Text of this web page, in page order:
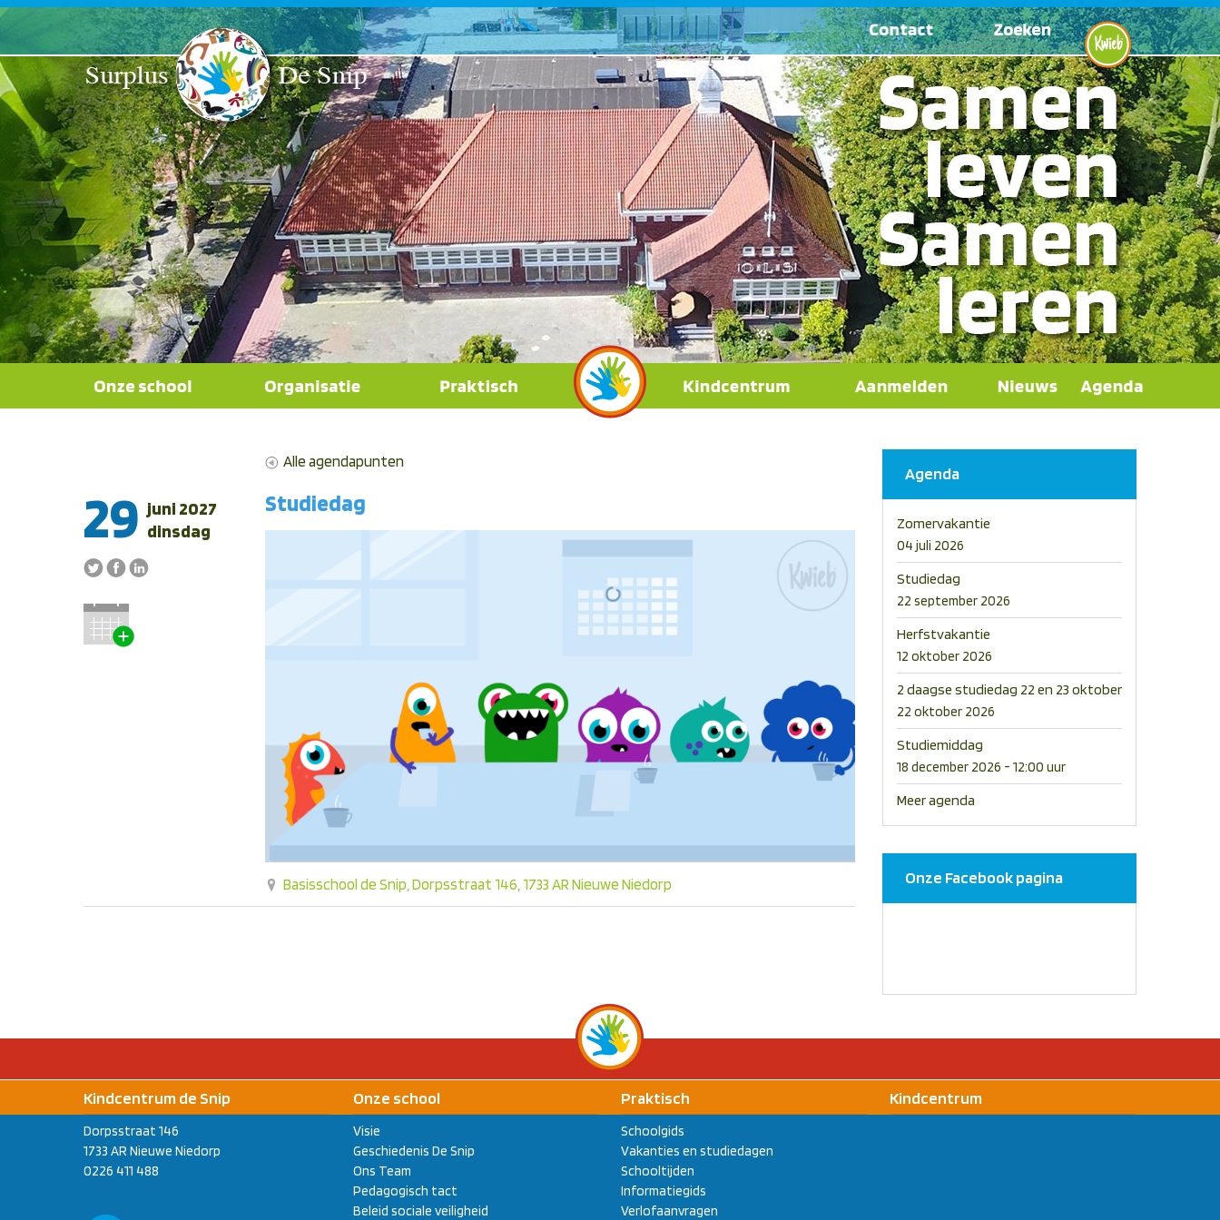
Alle agendapunten
29 juni 2027
dinsdag
Studiedag
Basisschool de Snip, Dorpsstraat 146, 1733 AR Nieuwe Niedorp
Agenda
Zomervakantie
04 juli 2026
Studiedag
22 september 2026
Herfstvakantie
12 oktober 2026
2 daagse studiedag 22 en 23 oktober
22 oktober 2026
Studiemiddag
18 december 2026 - 12:00 uur
Meer agenda
Onze Facebook pagina
Kindcentrum de Snip
Dorpsstraat 146
1733 AR Nieuwe Niedorp
0226 411 488
Onze school
Visie
Geschiedenis De Snip
Ons Team
Pedagogisch tact
Beleid sociale veiligheid
Praktisch
Schoolgids
Vakanties en studiedagen
Schooltijden
Informatiegids
Verlofaanvragen
Kindcentrum